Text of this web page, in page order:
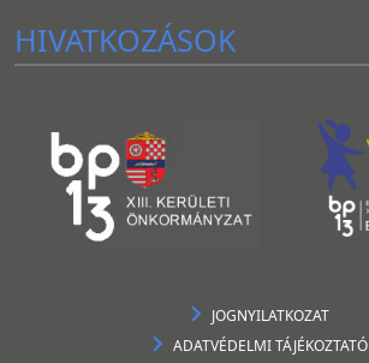
HIVATKOZÁSOK
JOGNYILATKOZAT
ADATVÉDELMI TÁJÉKOZTATÓ